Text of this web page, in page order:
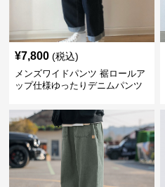
¥7,800 (税込)
メンズワイドパンツ 裾ロールア
ップ仕様ゆったりデニムパンツ